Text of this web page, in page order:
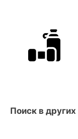
Поиск в других